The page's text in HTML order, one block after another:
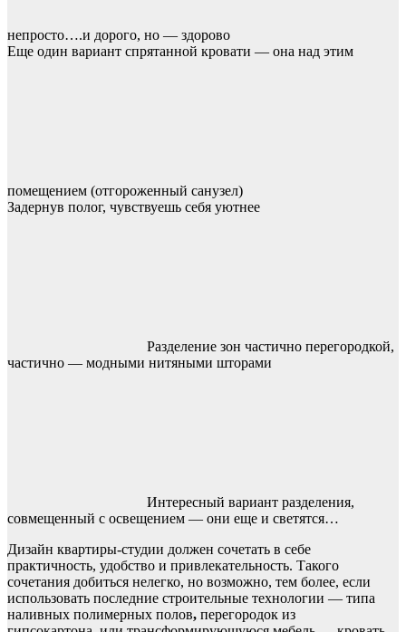
непросто….и дорого, но — здорово
Еще один вариант спрятанной кровати — она над этим
помещением (отгороженный санузел)
Задернув полог, чувствуешь себя уютнее
Разделение зон частично перегородкой,
частично — модными нитяными шторами
Интересный вариант разделения,
совмещенный с освещением — они еще и светятся…
Дизайн квартиры-студии должен сочетать в себе
практичность, удобство и привлекательность. Такого
сочетания добиться нелегко, но возможно, тем более, если
использовать последние строительные технологии — типа
наливных полимерных полов, перегородок из